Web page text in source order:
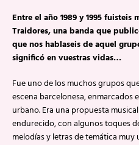
Entre el año 1989 y 1995
Traidores, una banda que
que nos hablaseis de aquel
significó en vuestras vidas…
Fue uno de los muchos grupos
escena barcelonesa, enmarcados
urbano. Era una propuesta
endurecido, con algunos toques
melodías y letras de temática muy